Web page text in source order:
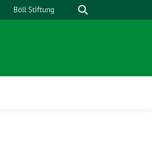
Böll Stiftung Suche